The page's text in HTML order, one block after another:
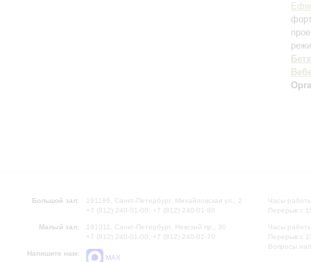
Большой зал:
191186, Санкт-Петербург, Михайловская ул., 2
+7 (812) 240-01-00, +7 (812) 240-01-80
Малый зал:
191011, Санкт-Петербург, Невский пр., 30
+7 (812) 240-01-00, +7 (812) 240-01-70
Напишите нам:
MAX
Часы
Перерыв с
Часы
Перерыв с
Вопросы